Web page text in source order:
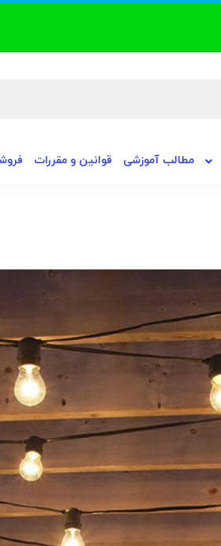
مطالب آموزشی قوانین و مقررات